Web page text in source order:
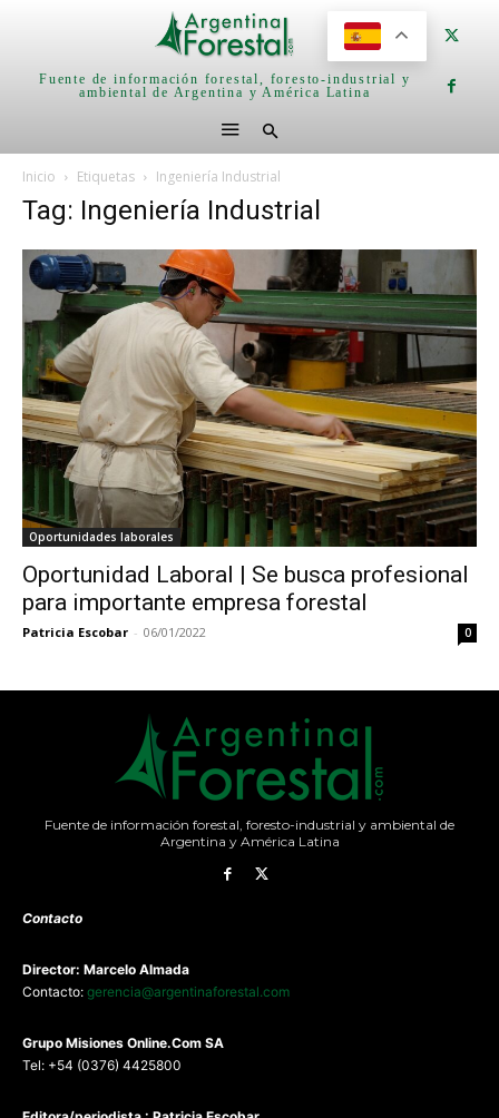
Fuente de información forestal, foresto-industrial y
ambiental de Argentina y América Latina
Inicio Etiquetas Ingeniería Industrial
Tag: Ingeniería Industrial
Oportunidades laborales
Oportunidad Laboral | Se busca profesional
para importante empresa forestal
Patricia Escobar - 06/01/2022 0
Fuente de información forestal, foresto-industrial y ambiental de
Argentina y América Latina
Contacto
Director: Marcelo Almada
Contacto: gerencia@argentinaforestal.com
Grupo Misiones Online.Com SA
Tel: +54 (0376) 4425800